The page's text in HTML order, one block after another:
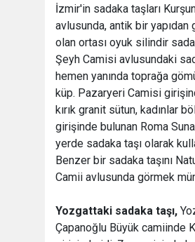
İzmir'in sadaka taşları
avlusunda, antik bir
olan ortası oyuk silindir
Şeyh Camisi avlusundaki
hemen yanında toprağa
küp. Pazaryeri Camisi
kırık granit sütun, kadınlar
girişinde bulunan Roma
yerde sadaka taşı olarak
Benzer bir sadaka taşını
Camii avlusunda görmek
Yozgattaki sadaka taşı,
Çapanoğlu Büyük camiinde